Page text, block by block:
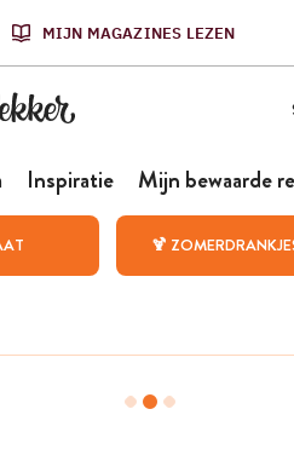
MIJN MAGAZINES LEZEN
Inspiratie Mijn bewaarde
🍹